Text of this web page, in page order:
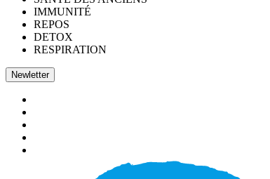
IMMUNITÉ
REPOS
DETOX
RESPIRATION
Newletter